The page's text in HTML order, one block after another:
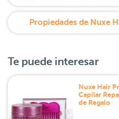
Te puede interesar
Nuxe Hair
Capilar
de Regalo